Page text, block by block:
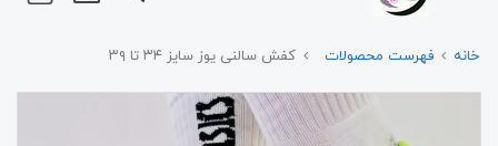
خانه فهرست محصولات کفش سالنی یوز سایز ۳۴ تا ۳۹